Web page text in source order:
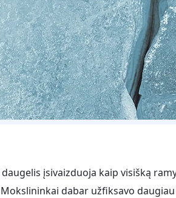
įsivaizduoja kaip visišką
dabar užfiksavo